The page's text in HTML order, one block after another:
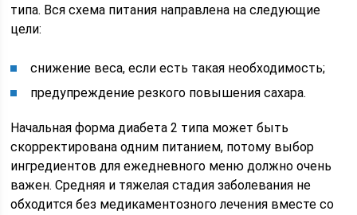
типа. Вся схема питания направлена на следующие
цели:
снижение веса, если есть такая необходимость;
предупреждение резкого повышения сахара.
Начальная форма диабета 2 типа может быть
скорректирована одним питанием, потому выбор
ингредиентов для ежедневного меню должно очень
важен. Средняя и тяжелая стадия заболевания не
обходится без медикаментозного лечения вместе со